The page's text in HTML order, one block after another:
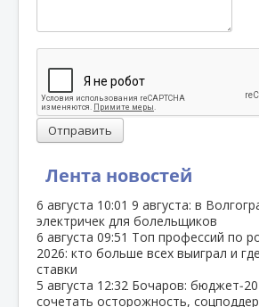
Лента новостей
6 августа 10:01 9 августа: в
электричек для болельщиков
6 августа 09:51 Топ профессий по
2026: кто больше всех выиграл и
ставки
5 августа 12:32 Бочаров:
сочетать осторожность,
Отправить